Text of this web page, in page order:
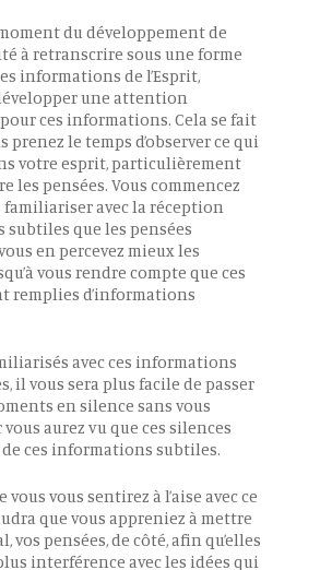
du développement de
à retranscrire sous une forme
informations de l’Esprit,
une attention
ces informations. Cela se fait
prenez le temps d’observer ce qui
votre esprit, particulièrement
les pensées. Vous commencez
familiariser avec la réception
subtiles que les pensées
en percevez mieux les
vous rendre compte que ces
remplies d’informations
avec ces informations
il vous sera plus facile de passer
en silence sans vous
vous aurez vu que ces silences
ces informations subtiles.
vous vous sentirez à l’aise avec ce
que vous appreniez à mettre
vos pensées, de côté, afin qu’elles
interférence avec les idées qui